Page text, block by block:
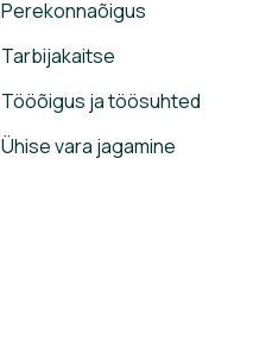
Perekonnaõigus
Tarbijakaitse
Tööõigus ja töösuhted
Ühise vara jagamine